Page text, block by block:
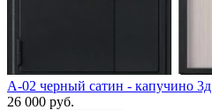
A-02 черный сатин - капучино 3д
26 000 руб.